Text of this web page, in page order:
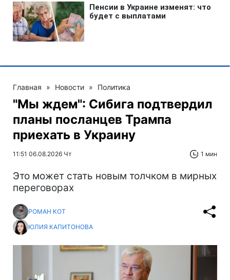
Главная » Новости » Политика
"Мы ждем": Сибига подтвердил
планы посланцев Трампа
приехать в Украину
11:51 06.08.2026 Чт 1 мин
Это может стать новым толчком в мирных
переговорах
РОМАН КОТ
ЮЛИЯ КАПИТОНОВА